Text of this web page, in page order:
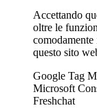
Accettando
oltre le
questo sito
Google Tag
Microsoft
Freshchat